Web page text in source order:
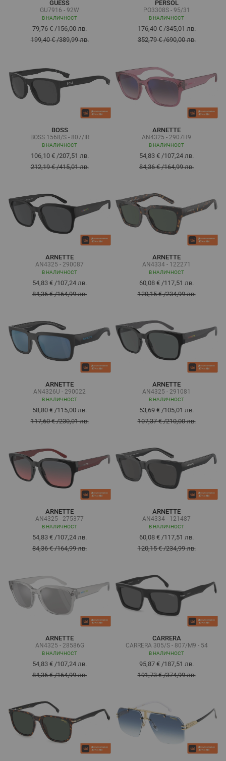
GUESS
GU7916 - 92W
В НАЛИЧНОСТ
79,76 € /156,00 лв.
199,40 €/389,99 лв.
PERSOL
PO3308S - 95/31
В НАЛИЧНОСТ
176,40 €/345,01 лв.
352,79 €/690,00 лв.
BOSS
BOSS 1568/S - 807/IR
В НАЛИЧНОСТ
106,10 €/207,51 лв.
212,19 €/415,01 лв.
ARNETTE
AN4325 - 2907H9
В НАЛИЧНОСТ
54,83 € /107,24 лв.
84,36 €/164,99 лв.
ARNETTE
AN4325 - 290087
В НАЛИЧНОСТ
54,83 € /107,24 лв.
84,36 €/164,99 лв.
ARNETTE
AN4334 - 122271
В НАЛИЧНОСТ
60,08 € /117,51 лв.
120,15 €/234,99 лв.
ARNETTE
AN4326U - 290022
В НАЛИЧНОСТ
58,80 € /115,00 лв.
117,60 €/230,01 лв.
ARNETTE
AN4325 - 291081
В НАЛИЧНОСТ
53,69 € /105,01 лв.
107,37 €/210,00 лв.
ARNETTE
AN4325 - 275377
В НАЛИЧНОСТ
54,83 € /107,24 лв.
84,36 €/164,99 лв.
ARNETTE
AN4334 - 121487
В НАЛИЧНОСТ
60,08 € /117,51 лв.
120,15 €/234,99 лв.
ARNETTE
AN4325 - 28586G
В НАЛИЧНОСТ
54,83 € /107,24 лв.
84,36 €/164,99 лв.
CARRERA
CARRERA 305/S - 807/M9 - 54
В НАЛИЧНОСТ
95,87 € /187,51 лв.
191,73 €/374,99 лв.